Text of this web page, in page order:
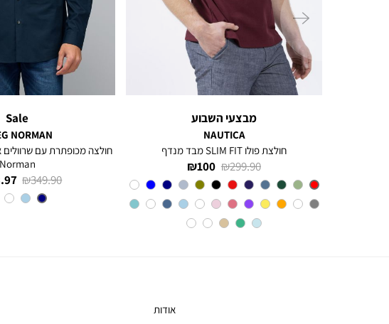
ימינה
מבצעי השבוע
NAUTICA
חולצת פולו SLIM FIT מבד מנדף
מחיר
מוצר
100 ₪
מחיר
רגיל
299.90 ₪
צבע
Red
Sale
NORMAN
Norman
₪
מחיר
רגיל
349.90 ₪
צבע
אודות